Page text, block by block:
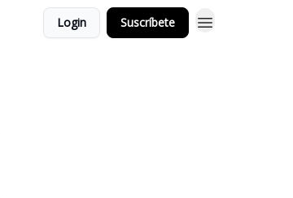
Login Suscríbete